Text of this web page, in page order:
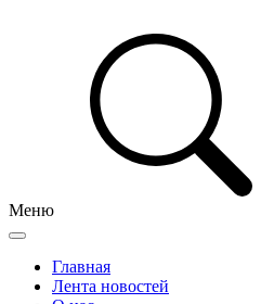
Меню
Главная
Лента новостей